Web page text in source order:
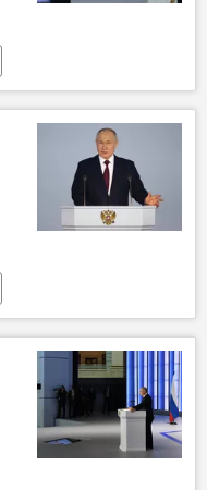
Владимир Путиннинг Федерал Кенгашга мурожаати
Владимир Путиннинг Федерал Кенгашга мурожаати